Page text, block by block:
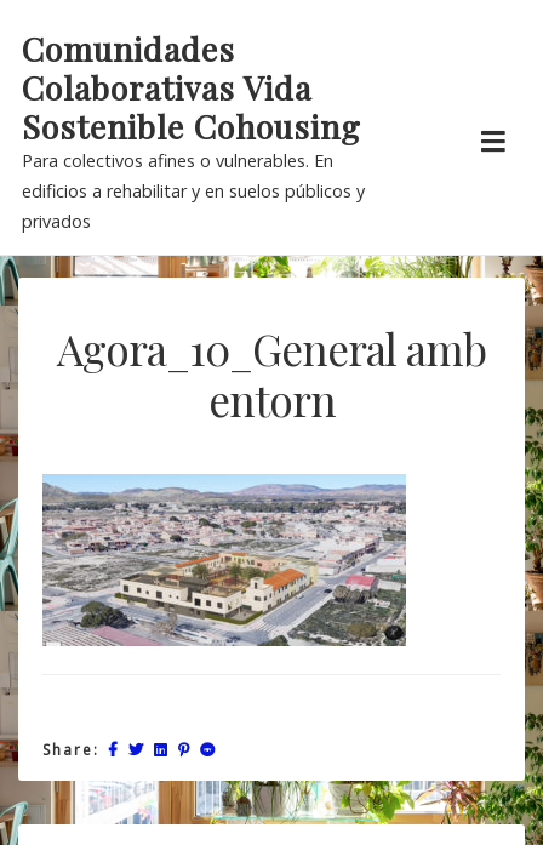
content
Comunidades
Colaborativas Vida
Sostenible Cohousing
Para colectivos afines o vulnerables. En
edificios a rehabilitar y en suelos públicos y
privados
Agora_10_General amb
entorn
Share: